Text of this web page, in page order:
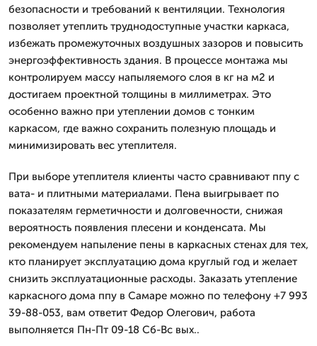
безопасности и требований к вентиляции. Технология
позволяет утеплить труднодоступные участки каркаса,
избежать промежуточных воздушных зазоров и повысить
энергоэффективность здания. В процессе монтажа мы
контролируем массу напыляемого слоя в кг на м2 и
достигаем проектной толщины в миллиметрах. Это
особенно важно при утеплении домов с тонким
каркасом, где важно сохранить полезную площадь и
минимизировать вес утеплителя.
При выборе утеплителя клиенты часто сравнивают ппу с
вата- и плитными материалами. Пена выигрывает по
показателям герметичности и долговечности, снижая
вероятность появления плесени и конденсата. Мы
рекомендуем напыление пены в каркасных стенах для тех,
кто планирует эксплуатацию дома круглый год и желает
снизить эксплуатационные расходы. Заказать утепление
каркасного дома ппу в Самаре можно по телефону +7 993
39-88-053, вам ответит Федор Олегович, работа
выполняется Пн-Пт 09-18 Сб-Вс вых..